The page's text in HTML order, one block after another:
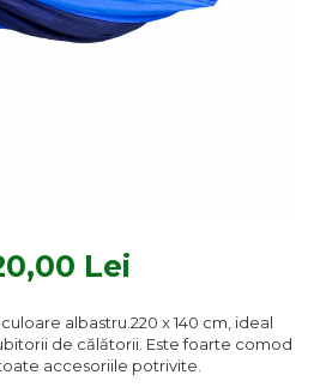
Lei
albastru.220 x 140 cm, ideal
de călătorii. Este foarte comod
accesoriile potrivite.